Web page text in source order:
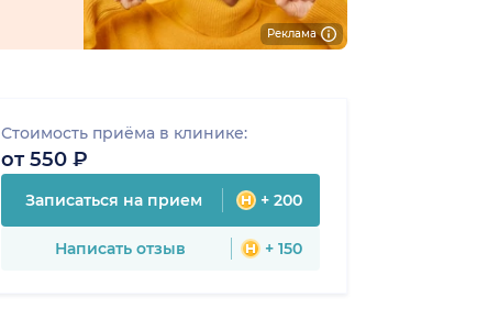
Стоимость приёма в клинике:
от 550 ₽
Записаться на прием + 200
Написать отзыв + 150
Реклама